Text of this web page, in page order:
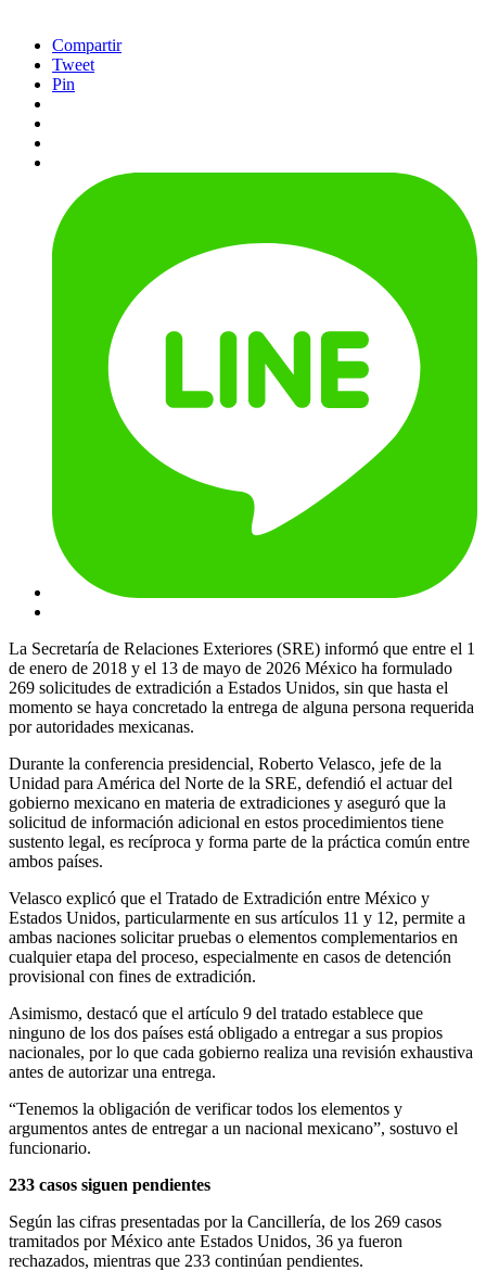
Compartir
Tweet
Pin
La Secretaría de Relaciones Exteriores (SRE) informó que entre el 1
de enero de 2018 y el 13 de mayo de 2026 México ha formulado
269 solicitudes de extradición a Estados Unidos, sin que hasta el
momento se haya concretado la entrega de alguna persona requerida
por autoridades mexicanas.
Durante la conferencia presidencial, Roberto Velasco, jefe de la
Unidad para América del Norte de la SRE, defendió el actuar del
gobierno mexicano en materia de extradiciones y aseguró que la
solicitud de información adicional en estos procedimientos tiene
sustento legal, es recíproca y forma parte de la práctica común entre
ambos países.
Velasco explicó que el Tratado de Extradición entre México y
Estados Unidos, particularmente en sus artículos 11 y 12, permite a
ambas naciones solicitar pruebas o elementos complementarios en
cualquier etapa del proceso, especialmente en casos de detención
provisional con fines de extradición.
Asimismo, destacó que el artículo 9 del tratado establece que
ninguno de los dos países está obligado a entregar a sus propios
nacionales, por lo que cada gobierno realiza una revisión exhaustiva
antes de autorizar una entrega.
“Tenemos la obligación de verificar todos los elementos y
argumentos antes de entregar a un nacional mexicano”, sostuvo el
funcionario.
233 casos siguen pendientes
Según las cifras presentadas por la Cancillería, de los 269 casos
tramitados por México ante Estados Unidos, 36 ya fueron
rechazados, mientras que 233 continúan pendientes.